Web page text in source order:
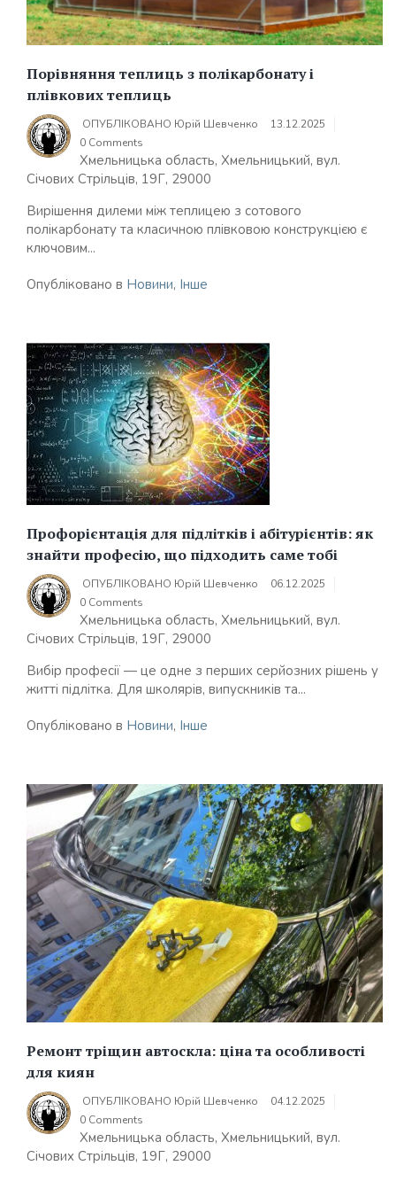
Порівняння теплиць з полікарбонату і
плівкових теплиць
ОПУБЛІКОВАНО Юрій Шевченко
13.12.2025
0 Comments
Хмельницька область, Хмельницький, вул.
Січових Стрільців, 19Г, 29000
Вирішення дилеми між теплицею з сотового
полікарбонату та класичною плівковою конструкцією є
ключовим...
Опубліковано в Новини, Інше
Профорієнтація для підлітків і абітурієнтів: як
знайти професію, що підходить саме тобі
ОПУБЛІКОВАНО Юрій Шевченко
06.12.2025
0 Comments
Хмельницька область, Хмельницький, вул.
Січових Стрільців, 19Г, 29000
Вибір професії — це одне з перших серйозних рішень у
житті підлітка. Для школярів, випускників та...
Опубліковано в Новини, Інше
Ремонт тріщин автоскла: ціна та особливості
для киян
ОПУБЛІКОВАНО Юрій Шевченко
04.12.2025
0 Comments
Хмельницька область, Хмельницький, вул.
Січових Стрільців, 19Г, 29000